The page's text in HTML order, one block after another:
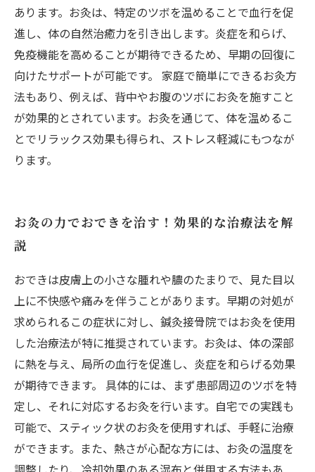
あります。お灸は、特定のツボを温めることで血行を促
進し、体の自然治癒力を引き出します。炎症を和らげ、
免疫機能を高めることが期待できるため、早期の回復に
向けたサポートが可能です。 家庭で簡単にできるお灸方
法もあり、例えば、背中やお腹のツボにお灸を施すこと
が効果的とされています。お灸を通じて、体を温めるこ
とでリラックス効果も得られ、ストレス軽減にもつなが
ります。
お灸の力でおできを治す！効果的な治療法を解
説
おできは皮膚上の小さな腫れや膿のたまりで、見た目以
上に不快感や痛みを伴うことがあります。早期の対処が
求められるこの症状に対し、鍼灸接骨院ではお灸を使用
した治療法が特に推奨されています。お灸は、体の深部
に熱を与え、局所の血行を促進し、炎症を和らげる効果
が期待できます。 具体的には、まず患部周辺のツボを特
定し、それに対応するお灸を行います。自宅での実践も
可能で、スティック状のお灸を使用すれば、手軽に治療
ができます。また、熱さが心配な方には、お灸の温度を